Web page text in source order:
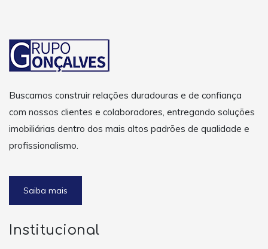
Buscamos construir relações duradouras e de confiança
com nossos clientes e colaboradores, entregando soluções
imobiliárias dentro dos mais altos padrões de qualidade e
profissionalismo.
Saiba mais
Institucional